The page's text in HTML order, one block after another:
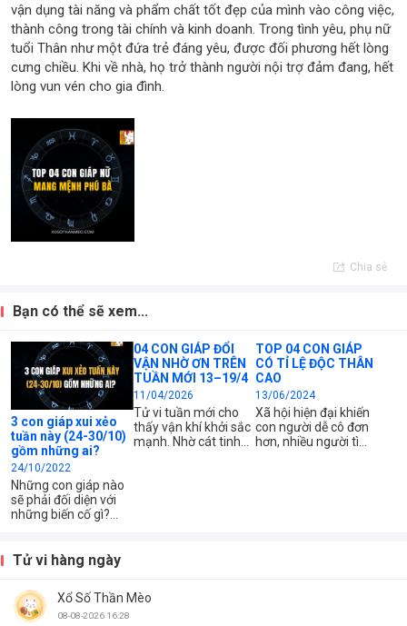
vận dụng tài năng và phẩm chất tốt đẹp của mình vào công việc,
thành công trong tài chính và kinh doanh. Trong tình yêu, phụ nữ
tuổi Thân như một đứa trẻ đáng yêu, được đối phương hết lòng
cưng chiều. Khi về nhà, họ trở thành người nội trợ đảm đang, hết
lòng vun vén cho gia đình.
Chia sẻ
Bạn có thể sẽ xem...
3 con giáp xui xẻo
tuần này (24-30/10)
gồm những ai?
24/10/2022
Những con giáp nào
sẽ phải đối diện với
những biến cố gì?
viết dưới đây!
04 CON GIÁP ĐỔI
VẬN NHỜ ƠN TRÊN
TUẦN MỚI 13–19/4
11/04/2026
Tử vi tuần mới cho
thấy vận khí khởi sắc
mạnh. Nhờ cát tinh
TOP 04 CON GIÁP
CÓ TỈ LỆ ĐỘC THÂN
CAO
13/06/2024
Xã hội hiện đại khiến
con người dễ cô đơn
hơn, nhiều người tìm
Tử vi hàng ngày
Xổ Số Thần Mèo
08-08-2026 16:28